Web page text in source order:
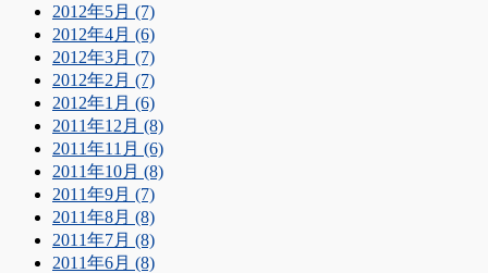
2012年5月 (7)
2012年4月 (6)
2012年3月 (7)
2012年2月 (7)
2012年1月 (6)
2011年12月 (8)
2011年11月 (6)
2011年10月 (8)
2011年9月 (7)
2011年8月 (8)
2011年7月 (8)
2011年6月 (8)